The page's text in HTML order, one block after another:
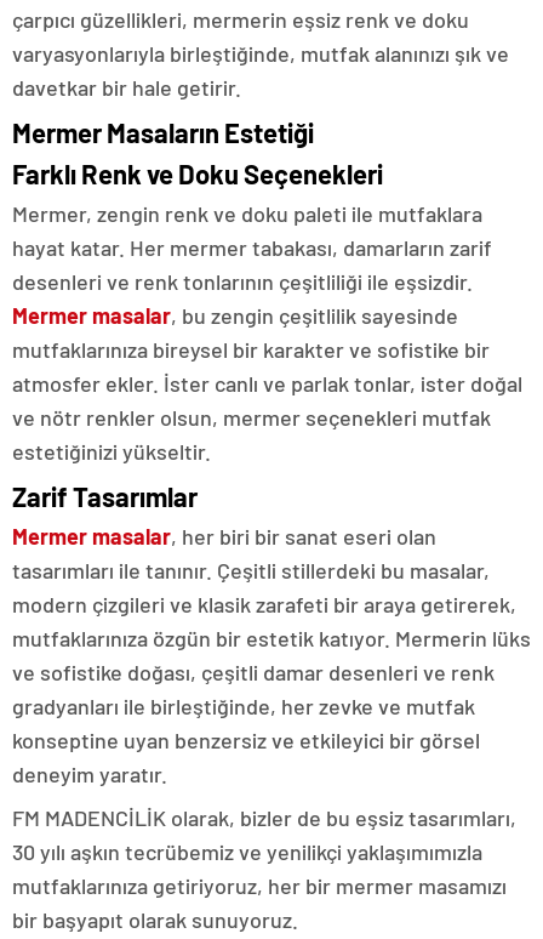
çarpıcı güzellikleri, mermerin eşsiz renk ve doku
varyasyonlarıyla birleştiğinde, mutfak alanınızı şık ve
davetkar bir hale getirir.
Mermer Masaların Estetiği
Farklı Renk ve Doku Seçenekleri
Mermer, zengin renk ve doku paleti ile mutfaklara
hayat katar. Her mermer tabakası, damarların zarif
desenleri ve renk tonlarının çeşitliliği ile eşsizdir.
Mermer masalar, bu zengin çeşitlilik sayesinde
mutfaklarınıza bireysel bir karakter ve sofistike bir
atmosfer ekler. İster canlı ve parlak tonlar, ister doğal
ve nötr renkler olsun, mermer seçenekleri mutfak
estetiğinizi yükseltir.
Zarif Tasarımlar
Mermer masalar, her biri bir sanat eseri olan
tasarımları ile tanınır. Çeşitli stillerdeki bu masalar,
modern çizgileri ve klasik zarafeti bir araya getirerek,
mutfaklarınıza özgün bir estetik katıyor. Mermerin lüks
ve sofistike doğası, çeşitli damar desenleri ve renk
gradyanları ile birleştiğinde, her zevke ve mutfak
konseptine uyan benzersiz ve etkileyici bir görsel
deneyim yaratır.
FM MADENCİLİK olarak, bizler de bu eşsiz tasarımları,
30 yılı aşkın tecrübemiz ve yenilikçi yaklaşımımızla
mutfaklarınıza getiriyoruz, her bir mermer masamızı
bir başyapıt olarak sunuyoruz.